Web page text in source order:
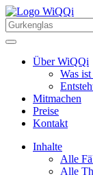
Über WiQQi
Was
Mitmachen
Preise
Kontakt
Inhalte
Alle
Alle